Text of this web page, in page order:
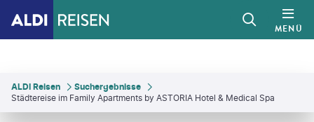
MENÜ
ALDI Reisen
Suchergebnisse
Städtereise im Family Apartments by ASTORIA Hotel & Medical Spa